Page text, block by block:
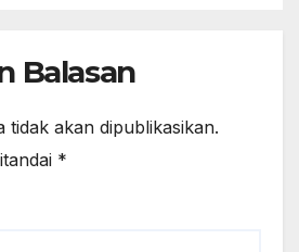
Balasan
tidak akan dipublikasikan.
*